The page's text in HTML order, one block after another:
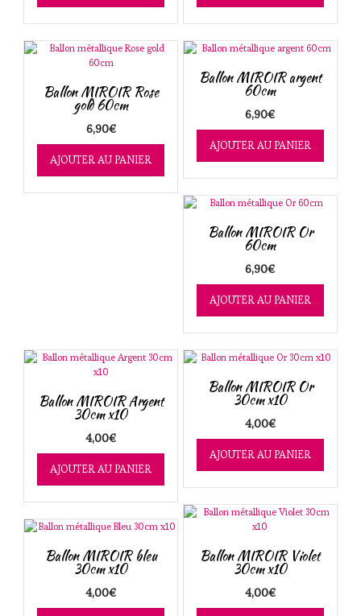
Ballon MIROIR Rose
gold 60cm
6,90€
AJOUTER AU PANIER
Ballon MIROIR argent
60cm
6,90€
AJOUTER AU PANIER
Ballon MIROIR Or
60cm
6,90€
AJOUTER AU PANIER
Ballon MIROIR Or
30cm x10
4,00€
AJOUTER AU PANIER
Ballon MIROIR Argent
30cm x10
4,00€
AJOUTER AU PANIER
Ballon MIROIR Violet
30cm x10
4,00€
Ballon MIROIR bleu
30cm x10
4,00€